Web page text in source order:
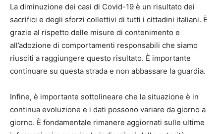
La diminuzione dei casi di Covid-19 è un risultato dei
sacrifici e degli sforzi collettivi di tutti i cittadini italiani. È
grazie al rispetto delle misure di contenimento e
all’adozione di comportamenti responsabili che siamo
riusciti a raggiungere questo risultato. È importante
continuare su questa strada e non abbassare la guardia.
Infine, è importante sottolineare che la situazione è in
continua evoluzione e i dati possono variare da giorno a
giorno. È fondamentale rimanere aggiornati sulle ultime